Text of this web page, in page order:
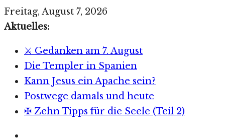
Zum
Inhalt
Freitag, August 7, 2026
Aktuelles:
⚔️ Gedanken am 7. August
Die Templer in Spanien
Kann Jesus ein Apache sein?
Postwege damals und heute
✠ Zehn Tipps für die Seele (Teil 2)